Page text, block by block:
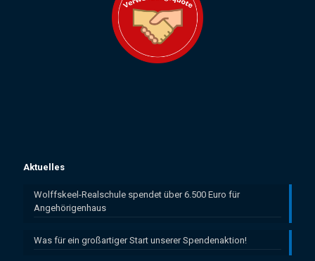
Aktuelles
Wolffskeel-Realschule spendet über 6.500 Euro für
Angehörigenhaus
Was für ein großartiger Start unserer Spendenaktion!